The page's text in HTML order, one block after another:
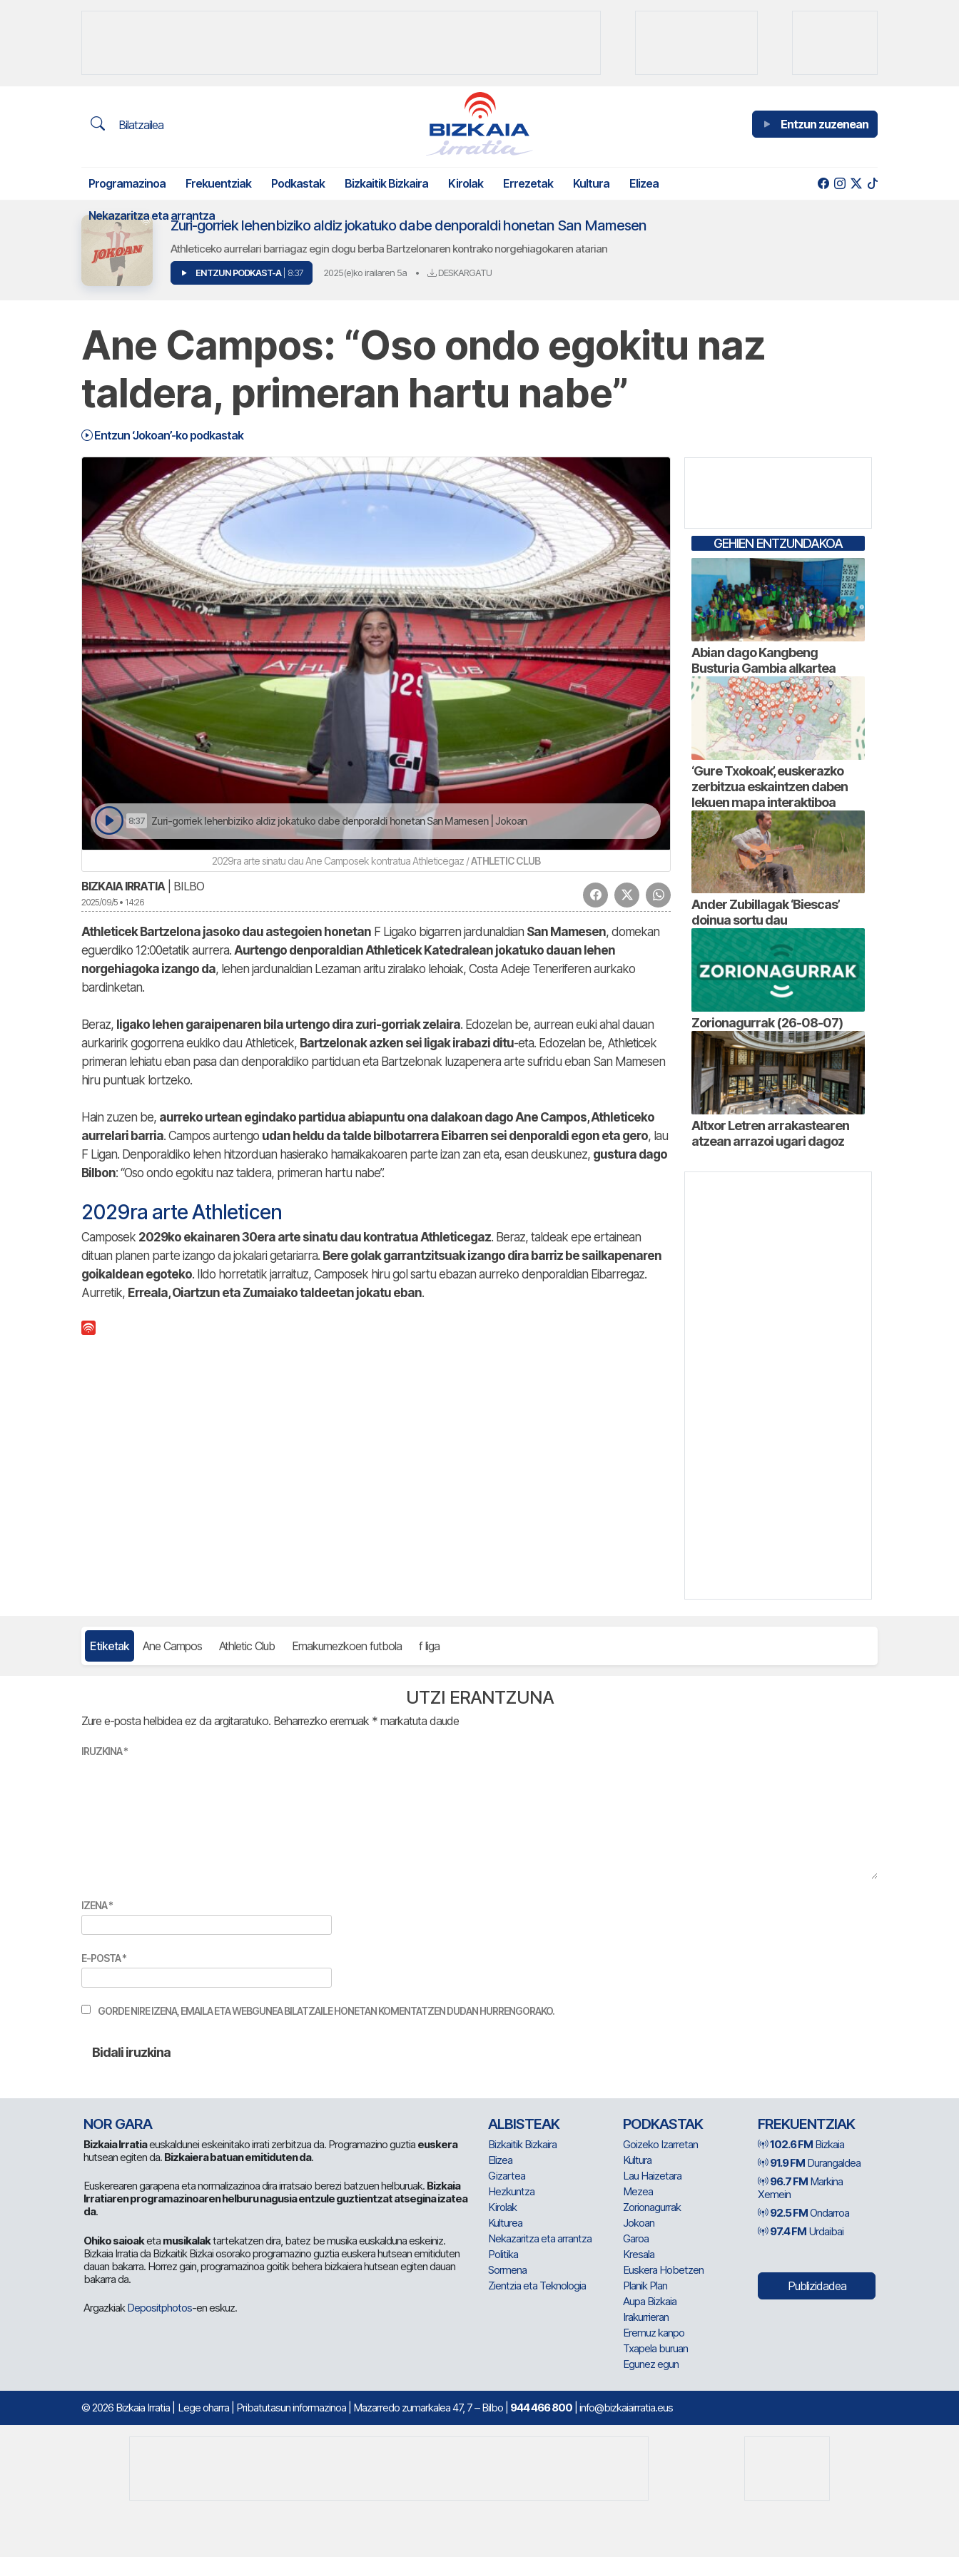
Bilatzailea Entzun zuzenean
Programazinoa Frekuentziak Podkastak Bizkaitik Bizkaira Kirolak Errezetak Kultura Elizea
Nekazaritza eta arrantza
Zuri-gorriek lehenbiziko aldiz jokatuko dabe denporaldi honetan San Mamesen
Athleticeko aurrelari barriagaz egin dogu berba Bartzelonaren kontrako norgehiagokaren atarian
ENTZUN PODKAST-A | 8:37 2025(e)ko irailaren 5a • DESKARGATU
Ane Campos: “Oso ondo egokitu naz
taldera, primeran hartu nabe”
Entzun ‘Jokoan’-ko podkastak
8:37 Zuri-gorriek lehenbiziko aldiz jokatuko dabe denporaldi honetan San Mamesen | Jokoan
2029ra arte sinatu dau Ane Camposek kontratua Athleticegaz /ATHLETIC CLUB
BIZKAIA IRRATIA | BILBO
2025/09/5 • 14:26
Athleticek Bartzelona jasoko dau astegoien honetan F Ligako bigarren jardunaldian San Mamesen, domekan
eguerdiko 12:00etatik aurrera. Aurtengo denporaldian Athleticek Katedralean jokatuko dauan lehen
norgehiagoka izango da, lehen jardunaldian Lezaman aritu ziralako lehoiak, Costa Adeje Teneriferen aurkako
bardinketan.
Beraz, ligako lehen garaipenaren bila urtengo dira zuri-gorriak zelaira. Edozelan be, aurrean euki ahal dauan
aurkaririk gogorrena eukiko dau Athleticek, Bartzelonak azken sei ligak irabazi ditu-eta. Edozelan be, Athleticek
primeran lehiatu eban pasa dan denporaldiko partiduan eta Bartzelonak luzapenera arte sufridu eban San Mamesen
hiru puntuak lortzeko.
Hain zuzen be, aurreko urtean egindako partidua abiapuntu ona dalakoan dago Ane Campos, Athleticeko
aurrelari barria. Campos aurtengo udan heldu da talde bilbotarrera Eibarren sei denporaldi egon eta gero, lau
F Ligan. Denporaldiko lehen hitzorduan hasierako hamaikakoaren parte izan zan eta, esan deuskunez, gustura dago
Bilbon: “Oso ondo egokitu naz taldera, primeran hartu nabe”.
2029ra arte Athleticen
Camposek 2029ko ekainaren 30era arte sinatu dau kontratua Athleticegaz. Beraz, taldeak epe ertainean
dituan planen parte izango da jokalari getariarra. Bere golak garrantzitsuak izango dira barriz be sailkapenaren
goikaldean egoteko. Ildo horretatik jarraituz, Camposek hiru gol sartu ebazan aurreko denporaldian Eibarregaz.
Aurretik, Erreala, Oiartzun eta Zumaiako taldeetan jokatu eban.
GEHIEN ENTZUNDAKOA
Abian dago Kangbeng
Busturia Gambia alkartea
‘Gure Txokoak’, euskerazko
zerbitzua eskaintzen daben
lekuen mapa interaktiboa
Ander Zubillagak ‘Biescas’
doinua sortu dau
Zorionagurrak (26-08-07)
Altxor Letren arrakastearen
atzean arrazoi ugari dagoz
Etiketak Ane Campos Athletic Club Emakumezkoen futbola f liga
UTZI ERANTZUNA
Zure e-posta helbidea ez da argitaratuko. Beharrezko eremuak * markatuta daude
IRUZKINA*
IZENA*
E-POSTA*
GORDE NIRE IZENA, EMAILA ETA WEBGUNEA BILATZAILE HONETAN KOMENTATZEN DUDAN HURRENGORAKO.
NOR GARA
Bizkaia Irratiaeuskaldunei eskeinitako irrati zerbitzua da. Programazino guztia euskera
hutsean egiten da. Bizkaiera batuan emitiduten da.
Euskerearen garapena eta normalizazinoa dira irratsaio berezi batzuen helburuak. Bizkaia
Irratiaren programazinoaren helburu nagusia entzule guztientzat atsegina izatea
da.
Ohiko saioaketa musikalaktartekatzen dira, batez be musika euskalduna eskeiniz.
Bizkaia Irratia da Bizkaitik Bizkai osorako programazino guztia euskera hutsean emitiduten
dauan bakarra. Horrez gain, programazinoa goitik behera bizkaiera hutsean egiten dauan
bakarra da.
ArgazkiakDepositphotos-en eskuz.
ALBISTEAK
Bizkaitik Bizkaira
Elizea
Gizartea
Hezkuntza
Kirolak
Kulturea
Nekazaritza eta arrantza
Politika
Sormena
Zientzia eta Teknologia
PODKASTAK
Goizeko Izarretan
Kultura
Lau Haizetara
Mezea
Zorionagurrak
Jokoan
Garoa
Kresala
Euskera Hobetzen
Planik Plan
Aupa Bizkaia
Irakurrieran
Eremuz kanpo
Txapela buruan
Egunez egun
FREKUENTZIAK
102.6 FM Bizkaia
91.9 FM Durangaldea
96.7 FM Markina
Xemein
92.5 FMOndarroa
97.4 FM Urdaibai
Publizidadea
© 2026 Bizkaia Irratia Lege oharra Pribatutasun informazinoa | Mazarredo zumarkalea 47, 7 – Bilbo | 944 466 800 | info@bizkaiairratia.eus